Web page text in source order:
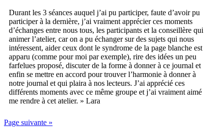
Durant les 3 séances auquel j’ai pu participer, faute d’avoir pu
participer à la dernière, j’ai vraiment apprécier ces moments
d’échanges entre nous tous, les participants et la conseillère qui
animer l’atelier, car on a pu échanger sur des sujets qui nous
intéressent, aider ceux dont le syndrome de la page blanche est
apparu (comme pour moi par exemple), rire des idées un peu
farfelues proposé, discuter de la forme à donner à ce journal et
enfin se mettre en accord pour trouver l’harmonie à donner à
notre journal et qui plaira à nos lecteurs. J’ai apprécié ces
différents moments avec ce même groupe et j’ai vraiment aimé
me rendre à cet atelier. » Lara
Page suivante »